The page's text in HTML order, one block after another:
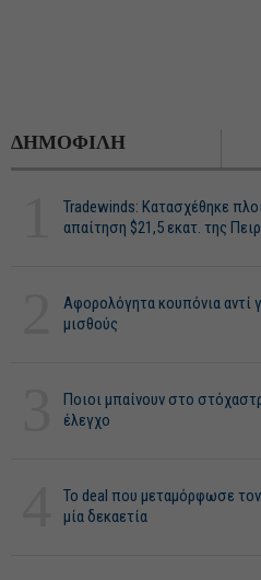
ΔΗΜΟΦΙΛΗ
Tradewinds: Κατασχέθηκε
απαίτηση $21,5 εκατ. της
Αφορολόγητα κουπόνια αντί
μισθούς
Ποιοι μπαίνουν στο
έλεγχο
Το deal που μεταμόρφωσε
μία δεκαετία